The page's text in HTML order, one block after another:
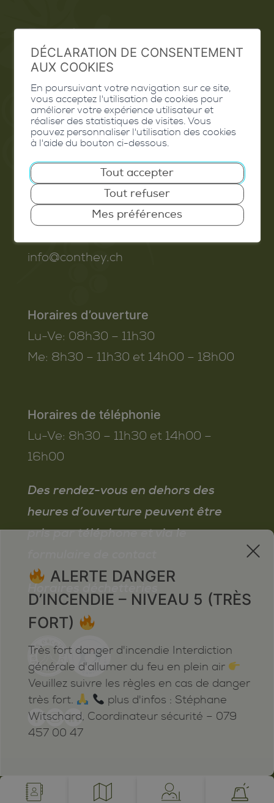
Emploi
Contact
Extranet
Valais Excellence
Commune de Conthey
Route de Savoie 54
1975
St-Séverin
info@conthey.ch
Horaires d’ouverture
Lu-Ve: 08h30 – 11h30
Me: 8h30 – 11h30 et 14h00 – 18h00
Horaires de téléphonie
Lu-Ve: 8h30 – 11h30 et 14h00 –
16h00
Des rendez-vous en dehors des
heures d’ouverture peuvent être
pris par téléphone et via le
Horaires déchetteries
powered by /BOOMERANG
x
ALERTE DANGER
D’INCENDIE – NIVEAU 5 (TRÈS
FORT)
Très fort danger d'incendie Interdiction
générale d'allumer du feu en plein air
Veuillez suivre les règles en cas de danger
très fort.
plus d'infos : Stéphane
Witschard, Coordinateur sécurité – 079
457 00 47
DÉCLARATION DE CONSENTEMENT
AUX COOKIES
En poursuivant votre navigation sur ce site,
vous acceptez l'utilisation de cookies pour
améliorer votre expérience utilisateur et
réaliser des statistiques de visites. Vous
pouvez personnaliser l'utilisation des cookies
à l'aide du bouton ci-dessous.
Tout accepter
Tout refuser
Mes préférences